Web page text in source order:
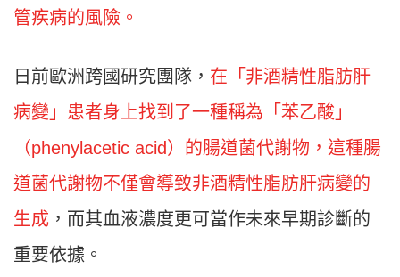
管疾病的風險。
日前歐洲跨國研究團隊， 在「非酒精性脂肪肝
病變」患者身上找到了一種稱為「苯乙酸」
（phenylacetic acid）的腸道菌代謝物，這種腸
道菌代謝物不僅會導致非酒精性脂肪肝病變的
生成 ，而其血液濃度更可當作未來早期診斷的
重要依據。